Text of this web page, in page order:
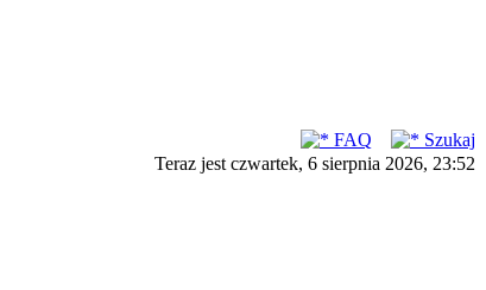
FAQ
Szukaj
Teraz jest czwartek, 6 sierpnia 2026, 23:52